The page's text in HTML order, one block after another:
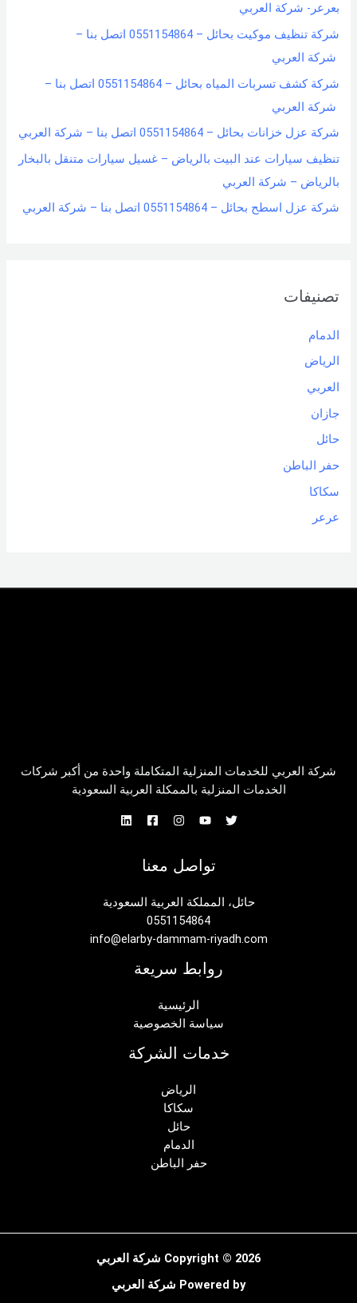
بعرعر- شركة العربي
شركة تنظيف موكيت بحائل – 0551154864 اتصل بنا –
شركة العربي
شركة كشف تسربات المياه بحائل – 0551154864 اتصل بنا –
شركة العربي
شركة عزل خزانات بحائل – 0551154864 اتصل بنا – شركة العربي
تنظيف سيارات عند البيت بالرياض – غسيل سيارات متنقل بالبخار
بالرياض – شركة العربي
شركة عزل اسطح بحائل – 0551154864 اتصل بنا – شركة العربي
تصنيفات
الدمام
الرياض
العربي
جازان
حائل
حفر الباطن
سكاكا
عرعر
شركة العربي للخدمات المنزلية المتكاملة واحدة من أكبر شركات
الخدمات المنزلية بالممكلة العربية السعودية
تواصل معنا
حائل، المملكة العربية السعودية
0551154864
info@elarby-dammam-riyadh.com
روابط سريعة
الرئيسية
سياسة الخصوصية
خدمات الشركة
الرياض
سكاكا
حائل
الدمام
حفر الباطن
Copyright © 2026 شركة العربي
Powered by شركة العربي